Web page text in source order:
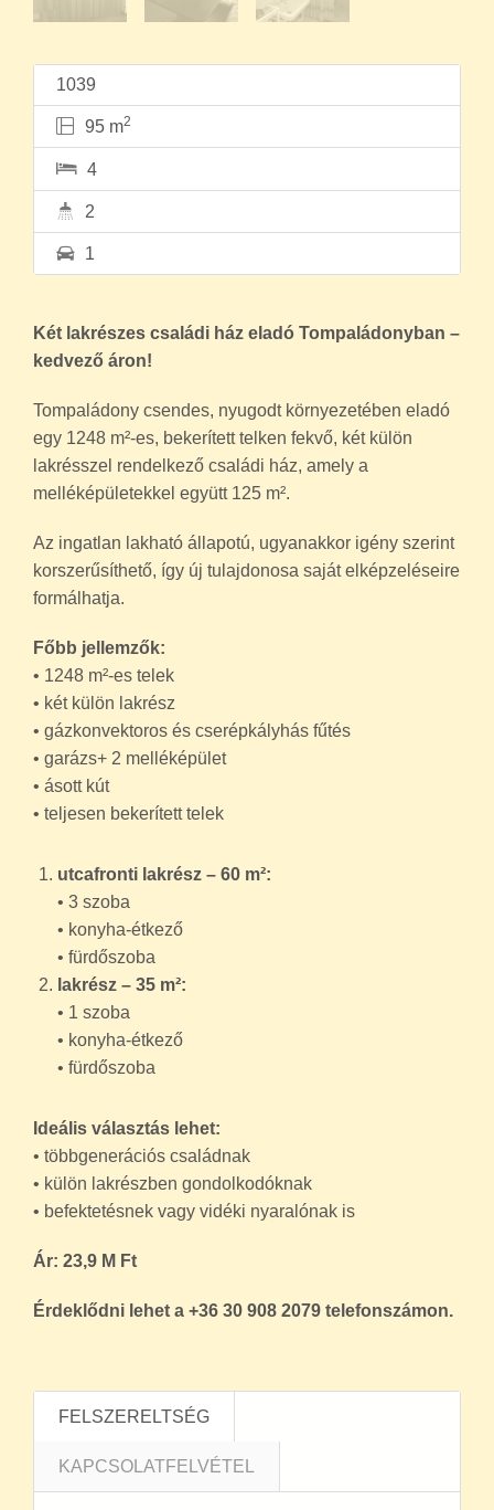
95 m
4
2
1
kedvező áron!
Tompaládony csendes, nyugodt környezetében eladó
egy 1248 m²-es, bekerített telken fekvő, két külön
lakrésszel rendelkező családi ház, amely a
melléképületekkel együtt 125 m².
Az ingatlan lakható állapotú, ugyanakkor igény szerint
korszerűsíthető, így új tulajdonosa saját elképzeléseire
formálhatja.
Főbb jellemzők:
• 1248 m²-es telek
• két külön lakrész
• gázkonvektoros és cserépkályhás fűtés
• garázs+ 2 melléképület
• ásott kút
• teljesen bekerített telek
• 3 szoba
• konyha-étkező
• fürdőszoba
lakrész – 35 m²:
• 1 szoba
• konyha-étkező
• fürdőszoba
• többgenerációs családnak
• külön lakrészben gondolkodóknak
• befektetésnek vagy vidéki nyaralónak is
Ár: 23,9 M Ft
Érdeklődni lehet a +36 30 908 2079 telefonszámon.
KAPCSOLATFELVÉTEL
3 %-os támogatott hitel igényelhető